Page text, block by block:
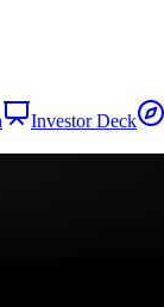
Investor Deck